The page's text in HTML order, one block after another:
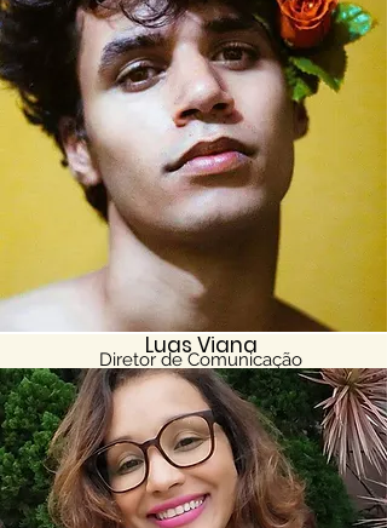
Luas Viana
Diretor de Comunicação